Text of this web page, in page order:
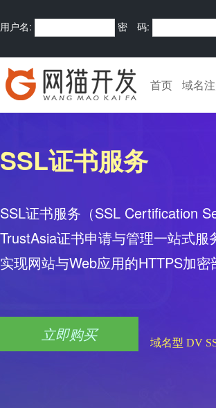
用户名: 密 码:
首页 域名
SSL证书服务
SSL证书服务（SSL Certification
TrustAsia证书申请与管理一站式
实现网站与Web应用的HTTPS加密
立即购买 域名型 DV